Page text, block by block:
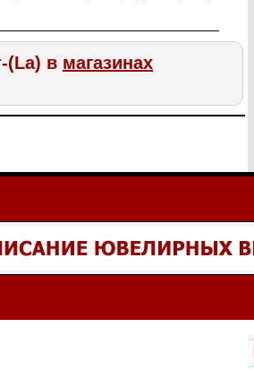
(La) в магазинах